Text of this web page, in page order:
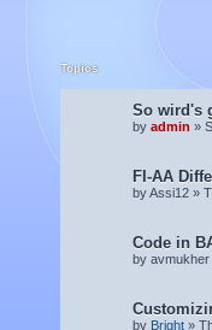
Topics
So wird's
by admin »
FI-AA
by Assi12 »
Code in
by avmukher
by Bright »